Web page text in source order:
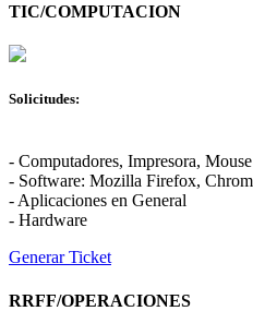
TIC/COMPUTACION
Solicitudes:
- Computadores, Impresora, Mouse
- Software: Mozilla Firefox,
- Aplicaciones en General
- Hardware
Generar Ticket
RRFF/OPERACIONES